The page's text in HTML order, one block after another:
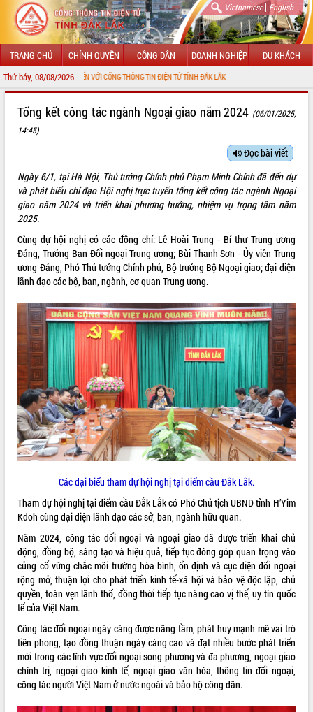
Vietnamese| English
TRANG CHỦ CHÍNH QUYỀN CÔNG DÂN DOANH NGHIỆP DU KHÁCH
Thứ bảy, 08/08/2026
MỪNG ĐẾN VỚI CỔNG THÔNG TIN ĐIỆN TỬ TỈNH ĐẮK LẮK
LÃNH ĐẠO UBND TỈNH
SỞ, BAN, NGÀNH
UBND CÁC XÃ, PHƯỜNG
THÔNG TIN CHỈ ĐẠO ĐIỀU HÀNH
HỆ THỐNG VĂN BẢN
VĂN BẢN HĐND TỈNH
ĐIỂM TIN VĂN BẢN
QUY HOẠCH - KẾ HOẠCH
VIDEO
Tổng kết công tác ngành Ngoại giao năm 2024 (06/01/2025,
14:45)
Đọc bài viết
Ngày 6/1, tại Hà Nội, Thủ tướng Chính phủ Phạm Minh Chính đã đến dự
và phát biểu chỉ đạo Hội nghị trực tuyến tổng kết công tác ngành Ngoại
giao năm 2024 và triển khai phương hướng, nhiệm vụ trọng tâm năm
2025.
Cùng dự hội nghị có các đồng chí: Lê Hoài Trung - Bí thư Trung ương
Đảng, Trưởng Ban Đối ngoại Trung ương; Bùi Thanh Sơn - Ủy viên Trung
ương Đảng, Phó Thủ tướng Chính phủ, Bộ trưởng Bộ Ngoại giao; đại diện
lãnh đạo các bộ, ban, ngành, cơ quan Trung ương.
Các đại biểu tham dự hội nghị tại điểm cầu Đắk Lắk.
Tham dự hội nghị tại điểm cầu Đắk Lắk có Phó Chủ tịch UBND tỉnh H’Yim
Kđoh cùng đại diện lãnh đạo các sở, ban, ngành hữu quan.
Năm 2024, công tác đối ngoại và ngoại giao đã được triển khai chủ
động, đồng bộ, sáng tạo và hiệu quả, tiếp tục đóng góp quan trọng vào
củng cố vững chắc môi trường hòa bình, ổn định và cục diện đối ngoại
rộng mở, thuận lợi cho phát triển kinh tế-xã hội và bảo vệ độc lập, chủ
quyền, toàn vẹn lãnh thổ, đồng thời tiếp tục nâng cao vị thế, uy tín quốc
tế của Việt Nam.
Công tác đối ngoại ngày càng được nâng tầm, phát huy mạnh mẽ vai trò
tiên phong, tạo đồng thuận ngày càng cao và đạt nhiều bước phát triển
mới trong các lĩnh vực đối ngoại song phương và đa phương, ngoại giao
chính trị, ngoại giao kinh tế, ngoại giao văn hóa, thông tin đối ngoại,
công tác người Việt Nam ở nước ngoài và bảo hộ công dân.